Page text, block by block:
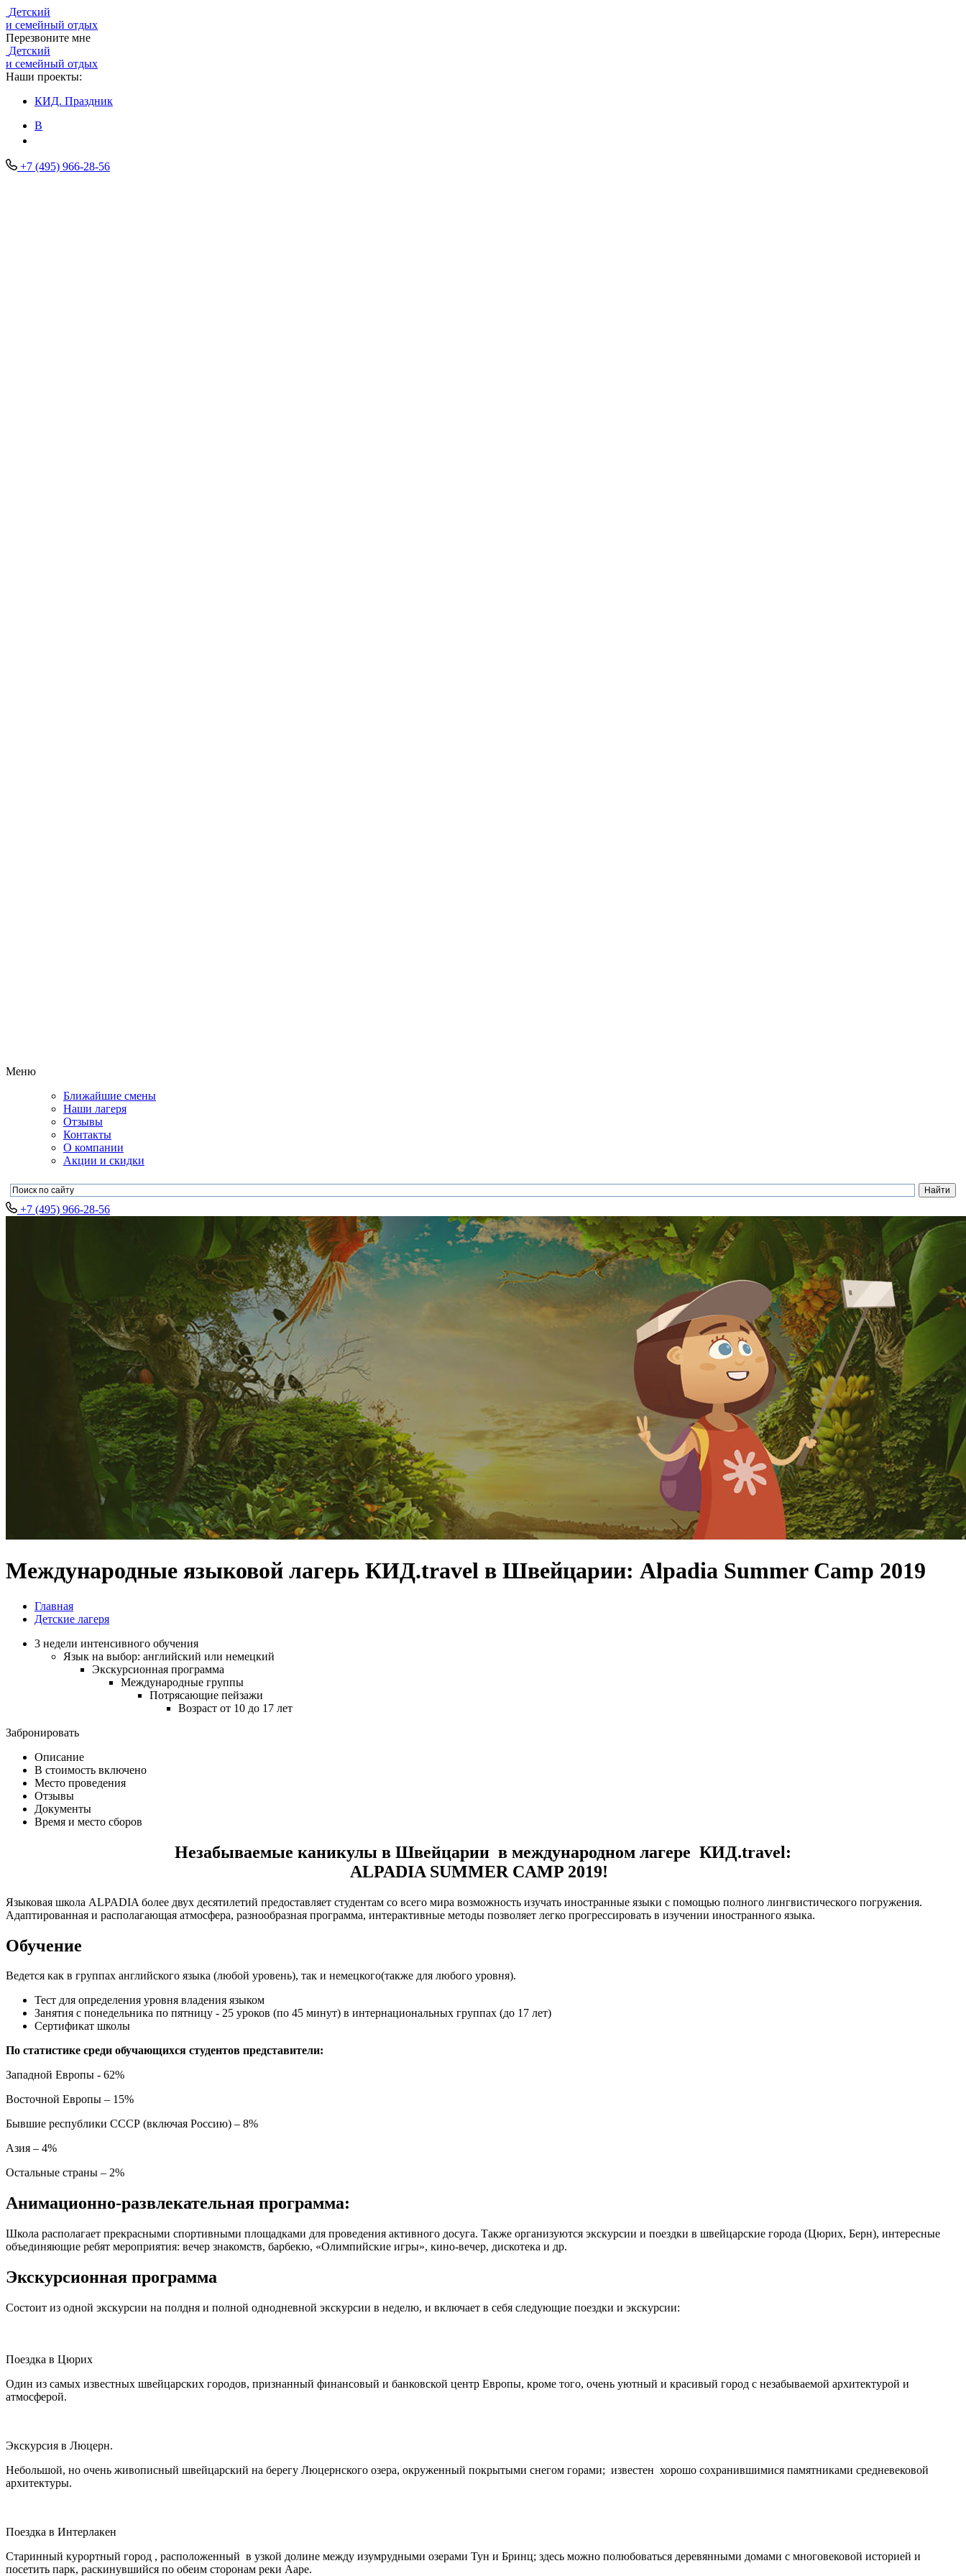
Детский
и семейный отдых
Перезвоните мне
Детский
и семейный отдых
Наши проекты:
КИД. Праздник
В
+7 (495) 966-28-56
Меню
Ближайшие смены
Наши лагеря
Отзывы
Контакты
О компании
Акции и скидки
+7 (495) 966-28-56
Международные языковой лагерь КИД.travel в Швейцарии: Alpadia Summer Camp 2019
Главная
Детские лагеря
3 недели интенсивного обучения
Язык на выбор: английский или немецкий
Экскурсионная программа
Международные группы
Потрясающие пейзажи
Возраст от 10 до 17 лет
Забронировать
Описание
В стоимость включено
Место проведения
Отзывы
Документы
Время и место сборов
Незабываемые каникулы в Швейцарии в международном лагере КИД.travel:
АLPADIA SUMMER CAMP 2019!
Языковая школа ALPADIA более двух десятилетий предоставляет студентам со всего мира возможность изучать иностранные языки с помощью полного лингвистического погружения.
Адаптированная и располагающая атмосфера, разнообразная программа, интерактивные методы позволяет легко прогрессировать в изучении иностранного языка.
Обучение
Ведется как в группах английского языка (любой уровень), так и немецкого(также для любого уровня).
Тест для определения уровня владения языком
Занятия с понедельника по пятницу - 25 уроков (по 45 минут) в интернациональных группах (до 17 лет)
Сертификат школы
По статистике среди обучающихся студентов представители:
Западной Европы - 62%
Восточной Европы – 15%
Бывшие республики СССР (включая Россию) – 8%
Азия – 4%
Остальные страны – 2%
Анимационно-развлекательная программа:
Школа располагает прекрасными спортивными площадками для проведения активного досуга. Также организуются экскурсии и поездки в швейцарские города (Цюрих, Берн), интересные
объединяющие ребят мероприятия: вечер знакомств, барбекю, «Олимпийские игры», кино-вечер, дискотека и др.
Экскурсионная программа
Состоит из одной экскурсии на полдня и полной однодневной экскурсии в неделю, и включает в себя следующие поездки и экскурсии:
Поездка в Цюрих
Один из самых известных швейцарских городов, признанный финансовый и банковской центр Европы, кроме того, очень уютный и красивый город с незабываемой архитектурой и
атмосферой.
Экскурсия в Люцерн.
Небольшой, но очень живописный швейцарский на берегу Люцернского озера, окруженный покрытыми снегом горами; известен хорошо сохранившимися памятниками средневековой
архитектуры.
Поездка в Интерлакен
Старинный курортный город , расположенный в узкой долине между изумрудными озерами Тун и Бринц; здесь можно полюбоваться деревянными домами с многовековой историей и
посетить парк, раскинувшийся по обеим сторонам реки Ааре.